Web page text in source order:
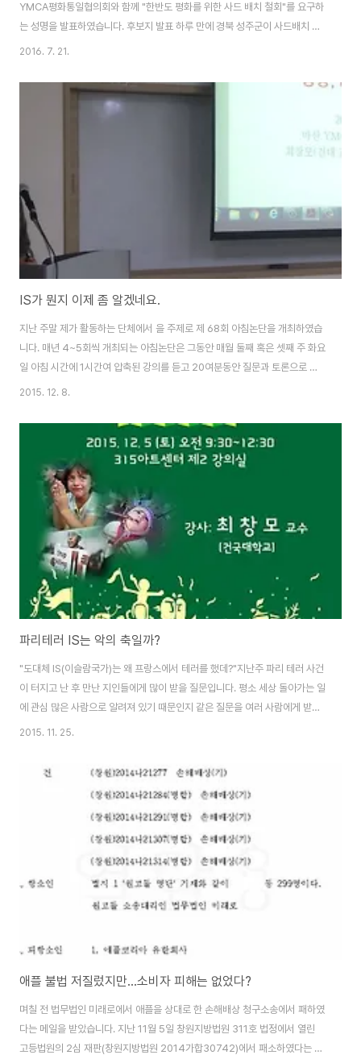
YMCA평화통일협의회와 함께 "한반도 평화를 위한 사드 배치 철회"를 요구하
는 성명을 발표하였습니다. 후보지 발표 하루 만에 경북 성주군이 사드배치 지
역으로 결정되었는데, 성주 군민들도 모르는 사이에 기지 설치를 결정해버린
들은 "한반도 사드배치는 미국의 중국과 러시아 견제 수단으로, MD(미사일방
어체계)에 편입되는 것"이라고 지적하고 있으며, "미국의 아시아 전략 최전방
고 있습니다. 아울러 정부는 국민들에게 '사드배치’가 왜 필요한지, 한반도 정세
2016. 7. 21.
IS가 뭔지 이제 좀 알겠네요.
지난 주말 제가 활동하는 단체에서 을 주제로 제 68회 아침논단을 개최하였습
니다. 매년 4~5회씩 개최되는 아침논단은 그동안 매월 둘째 혹은 셋째 주 화요
일 아침 시간에 1시간여 압축된 강의를 듣고 20여분동안 질문과 토론으로 짧
게 마무리 하는 형식이었습니다. 하지만 68회째인 이번 아침논단은 새로운 형
회에서 처음 "중동 지역 분쟁과 IS에 대해 한 번 공부해보자"는 제안이 나왔을
때, "1시간 만에 이 문제를 명쾌하게 설명해줄 수 있는 사람이 없다"는 의견이
나오자 모두 공감하였습니다. 그러면서 아침논단의 형식을 바꿔보는 새로운 시
도가 시작되었습니다. 우선 요일을 주말인 토요일 아침으로 바꾸고, 강의 시간
을 3시간으로 늘였습니다. ..
2015. 12. 8.
파리테러 IS는 악의 축일까?
"도대체 IS(이슬람국가)는 왜 프랑스에서 테러를 했데?"지난주 파리 테러 사건
이 터지고 난 후 만난 지인들에게 많이 받을 질문입니다. 평소 세상 돌아가는 일
에 관심 많은 사람으로 알려져 있기 때문인지 같은 질문을 여러 사람에게 받았
습니다. 그렇지만 누구에게도 속 시원한 답은 못해줬습니다. "김어준이 진행하
연재하고 있더라구요" "IS에 무기는 미국과 러시아에서 공급되고 있다던데요"
아라비아라는데요, 그래서 사우디가 중립을 지키고 있다더라구요" 사람들의
질문에 고작 이런 정도의 대답 밖에는 못해줬습니다. 왜냐하면 더 이상 아는 것
이 없기도 했고, IS와..
2015. 11. 25.
애플 불법 저질렀지만...소비자 피해는 없었다?
며칠 전 법무법인 미래로에서 애플을 상대로 한 손해배상 청구소송에서 패하였
다는 메일을 받았습니다. 지난 11월 5일 창원지방법원 311호 법정에서 열린
고등법원의 2심 재판(창원지방법원 2014가합30742)에서 패소하였다는 아